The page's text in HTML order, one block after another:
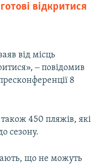
відкритися
від місць
‒ повідомив
8
450 пляжів, які
сезону.
що не можуть